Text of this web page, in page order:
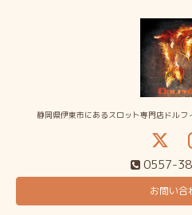
静岡県伊東市にあるスロット専門店ドル
0557-
お問い合